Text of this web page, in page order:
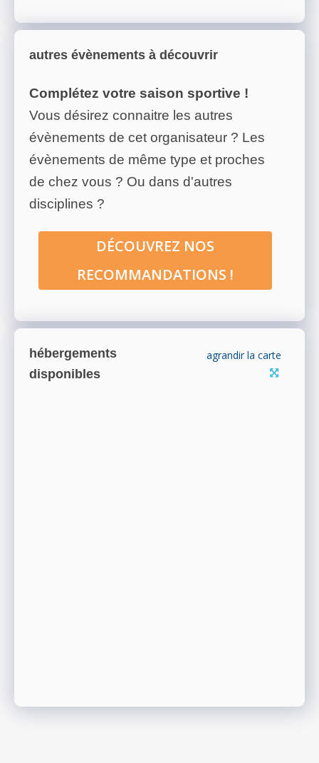
autres évènements à découvrir
Complétez votre saison sportive !
Vous désirez connaitre les autres
évènements de cet organisateur ? Les
évènements de même type et proches
de chez vous ? Ou dans d'autres
disciplines ?
DÉCOUVREZ NOS
RECOMMANDATIONS !
hébergements
disponibles
agrandir la carte